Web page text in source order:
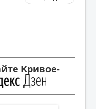
Кривое-